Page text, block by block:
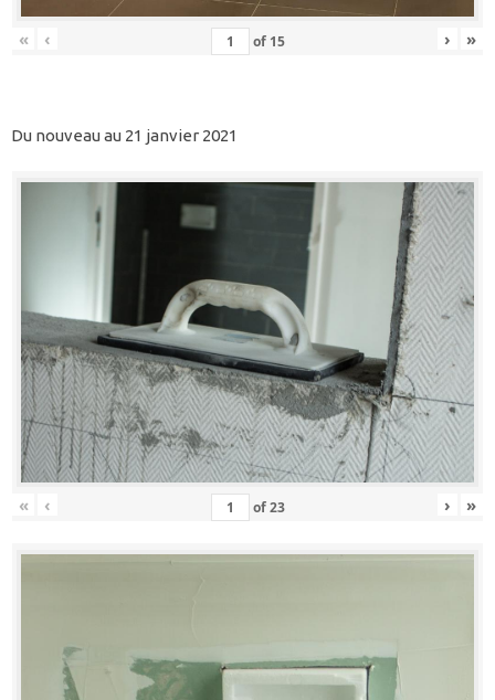
« ‹ of 15 › »
Du nouveau au 21 janvier 2021
« ‹ of23 › »